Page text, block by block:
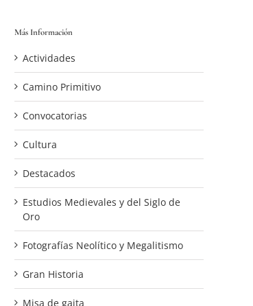
Más Información
Actividades
Camino Primitivo
Convocatorias
Cultura
Destacados
Estudios Medievales y del Siglo de
Oro
Fotografías Neolítico y Megalitismo
Gran Historia
Misa de gaita